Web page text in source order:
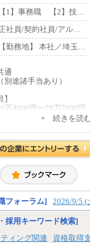
【1】事務職 【2】技…
社員/契約社員/アル…
【勤務地】 本社／埼玉…
通
別途諸手当あり）
】
4000円〜28万7000円
6300円〜27万1200円
イト・パート・時給制】
円～、静岡/1,240円
円～
・契約社員登用制度あり
与をベースにスキル・経
間中も給与に変更はご
+ 続きを読
フォーラム] 2026/9/5 (
採用キーワード検索]
ィング関連
資格取得